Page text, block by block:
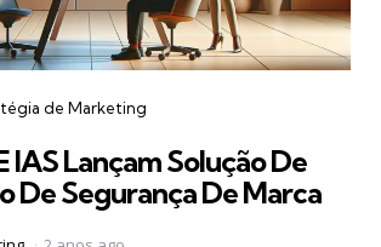
de Marketing
IAS Lançam Solução De
De Segurança De Marca